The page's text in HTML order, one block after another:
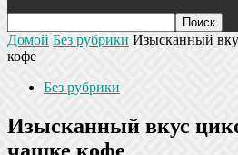
Домой Без рубрики Изысканный
кофе
Без рубрики
Изысканный вкус